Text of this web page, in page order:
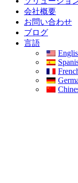
会社概要
お問い合わせ
ブログ
言語